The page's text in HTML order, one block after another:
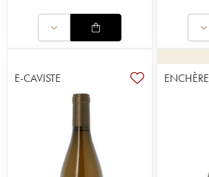
E-CAVISTE ENCHÈRE